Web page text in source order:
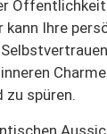
kann Ihre
zu spüren.